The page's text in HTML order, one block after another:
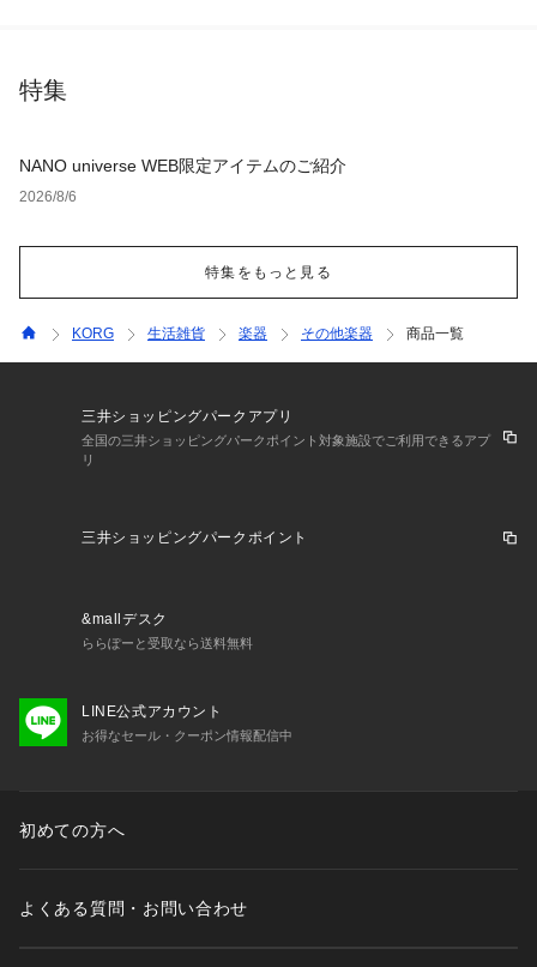
特集
NANO universe WEB限定アイテムのご紹介
2026/8/6
特集をもっと見る
KORG 生活雑貨 楽器 その他楽器 商品一覧
三井ショッピングパークアプリ
全国の三井ショッピングパークポイント対象施設でご利用できるアプ
リ
三井ショッピングパークポイント
&mallデスク
ららぽーと受取なら送料無料
LINE公式アカウント
お得なセール・クーポン情報配信中
初めての方へ
よくある質問・お問い合わせ